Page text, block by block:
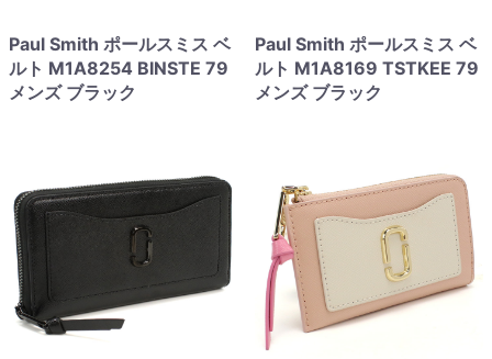
Paul Smith ポールスミス ベ
ルト M1A8254 BINSTE 79
メンズ ブラック
Paul Smith ポールスミス ベ
ルト M1A8169 TSTKEE 79
メンズ ブラック